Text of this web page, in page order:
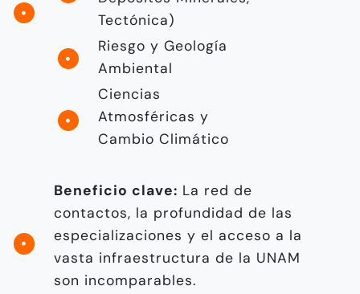
Tectónica)
Riesgo y Geología
Ambiental
Ciencias
Atmosféricas y
Cambio Climático
Beneficio clave: La red de
contactos, la profundidad de las
especializaciones y el acceso a la
vasta infraestructura de la UNAM
son incomparables.